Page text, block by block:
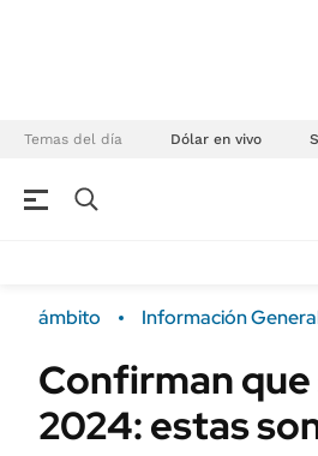
Temas del día Dólar en vivo
Campo
FINANZAS
ámbito Información
Confirman
2024: estas